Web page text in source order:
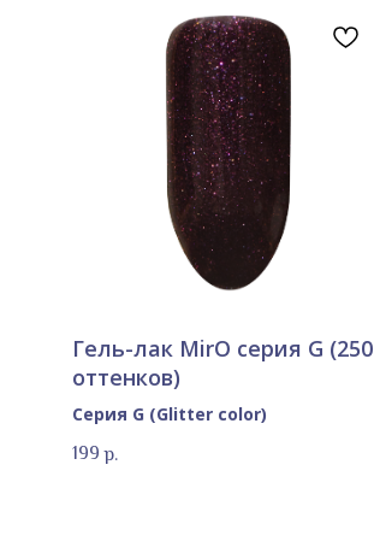
Гель-лак MirO серия G (250
оттенков)
Серия G (Glitter color)
199 р.